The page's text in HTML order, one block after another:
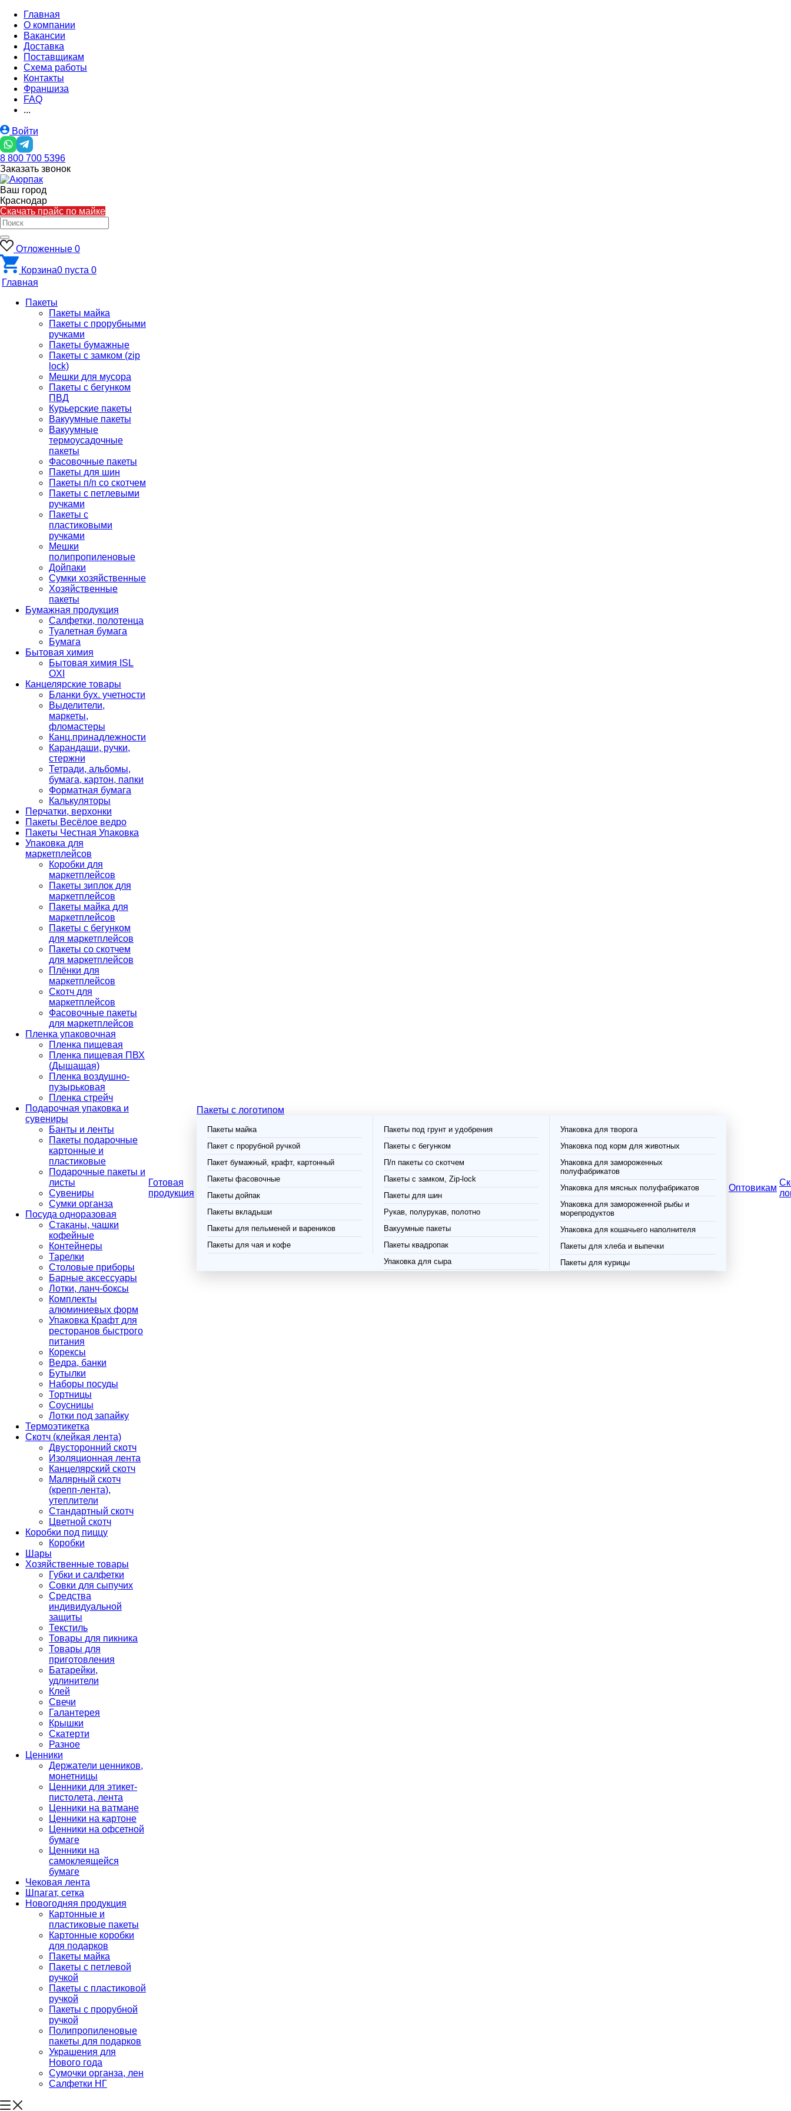
Главная
О компании
Вакансии
Доставка
Поставщикам
Схема работы
Контакты
Франшиза
FAQ
...
Войти
8 800 700 5396
Заказать звонок
Ваш город
Краснодар
Скачать прайс по майке
Отложенные 0
Корзина0 пуста 0
Главная
Пакеты
Пакеты майка
Пакеты с прорубными
ручками
Пакеты бумажные
Пакеты с замком (zip
lock)
Мешки для мусора
Пакеты с бегунком
ПВД
Курьерские пакеты
Вакуумные пакеты
Вакуумные
термоусадочные
пакеты
Фасовочные пакеты
Пакеты для шин
Пакеты п/п со скотчем
Пакеты с петлевыми
ручками
Пакеты с
пластиковыми
ручками
Мешки
полипропиленовые
Дойпаки
Сумки хозяйственные
Хозяйственные
пакеты
Бумажная продукция
Салфетки, полотенца
Туалетная бумага
Бумага
Бытовая химия
Бытовая химия ISL
OXI
Канцелярские товары
Бланки бух. учетности
Выделители,
маркеты,
фломастеры
Канц.принадлежности
Карандаши, ручки,
стержни
Тетради, альбомы,
бумага, картон, папки
Форматная бумага
Калькуляторы
Перчатки, верхонки
Пакеты Весёлое ведро
Пакеты Честная Упаковка
Упаковка для
маркетплейсов
Коробки для
маркетплейсов
Пакеты зиплок для
маркетплейсов
Пакеты майка для
маркетплейсов
Пакеты с бегунком
для маркетплейсов
Пакеты со скотчем
для маркетплейсов
Плёнки для
маркетплейсов
Скотч для
маркетплейсов
Фасовочные пакеты
для маркетплейсов
Пленка упаковочная
Пленка пищевая
Пленка пищевая ПВХ
(Дышащая)
Пленка воздушно-
пузырьковая
Пленка стрейч
Подарочная упаковка и
сувениры
Банты и ленты
Пакеты подарочные
картонные и
пластиковые
Подарочные пакеты и
листы
Сувениры
Сумки органза
Посуда одноразовая
Стаканы, чашки
кофейные
Контейнеры
Тарелки
Столовые приборы
Барные аксессуары
Лотки, ланч-боксы
Комплекты
алюминиевых форм
Упаковка Крафт для
ресторанов быстрого
питания
Корексы
Ведра, банки
Бутылки
Наборы посуды
Тортницы
Соусницы
Лотки под запайку
Термоэтикетка
Скотч (клейкая лента)
Двусторонний скотч
Изоляционная лента
Канцелярский скотч
Малярный скотч
(крепп-лента),
утеплители
Стандартный скотч
Цветной скотч
Коробки под пиццу
Коробки
Шары
Хозяйственные товары
Губки и салфетки
Совки для сыпучих
Средства
индивидуальной
защиты
Текстиль
Товары для пикника
Товары для
приготовления
Батарейки,
удлинители
Клей
Свечи
Галантерея
Крышки
Скатерти
Разное
Ценники
Держатели ценников,
монетницы
Ценники для этикет-
пистолета, лента
Ценники на ватмане
Ценники на картоне
Ценники на офсетной
бумаге
Ценники на
самоклеящейся
бумаге
Чековая лента
Шпагат, сетка
Новогодняя продукция
Картонные и
пластиковые пакеты
Картонные коробки
для подарков
Пакеты майка
Пакеты с петлевой
ручкой
Пакеты с пластиковой
ручкой
Пакеты с прорубной
ручкой
Полипропиленовые
пакеты для подарков
Украшения для
Нового года
Сумочки органза, лен
Салфетки НГ
Готовая
продукция
Пакеты с логотипом
Пакеты майка
Пакет с прорубной ручкой
Пакет бумажный, крафт, картонный
Пакеты фасовочные
Пакеты дойпак
Пакеты вкладыши
Пакеты для пельменей и вареников
Пакеты для чая и кофе
Пакеты под грунт и удобрения
Пакеты с бегунком
П/п пакеты со скотчем
Пакеты с замком, Zip-lock
Пакеты для шин
Рукав, полурукав, полотно
Вакуумные пакеты
Пакеты квадропак
Упаковка для сыра
Упаковка для творога
Упаковка под корм для животных
Упаковка для замороженных
полуфабрикатов
Упаковка для мясных полуфабрикатов
Упаковка для замороженной рыбы и
морепродуктов
Упаковка для кошачьего наполнителя
Пакеты для хлеба и выпечки
Пакеты для курицы
Оптовикам